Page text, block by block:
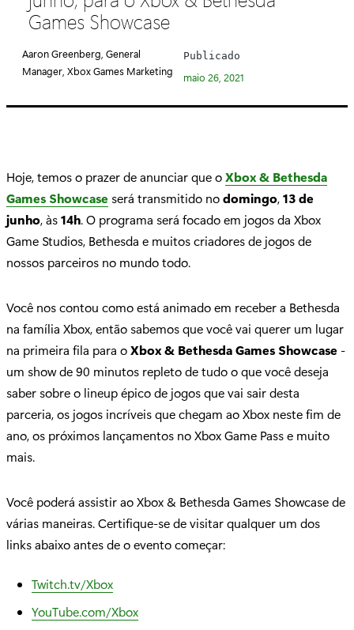
g
r
a
Games Showcase
Aaron Greenberg, General
Manager, Xbox Games Marketing
Publicado
maio 26, 2021
Hoje, temos o prazer de anunciar que oXbox & Bethesda
Games Showcase será transmitido nodomingo,13 de
junho, às14h. O programa será focado em jogos da Xbox
Game Studios, Bethesda e muitos criadores de jogos de
nossos parceiros no mundo todo.
Você nos contou como está animado em receber a Bethesda
na família Xbox, então sabemos que você vai querer um lugar
na primeira fila para oXbox & Bethesda Games Showcase -
um show de 90 minutos repleto de tudo o que você deseja
saber sobre o lineup épico de jogos que vai sair desta
parceria, os jogos incríveis que chegam ao Xbox neste fim de
ano, os próximos lançamentos no Xbox Game Pass e muito
mais.
Você poderá assistir ao Xbox & Bethesda Games Showcase de
várias maneiras. Certifique-se de visitar qualquer um dos
links abaixo antes de o evento começar:
Twitch.tv/Xbox
YouTube.com/Xbox